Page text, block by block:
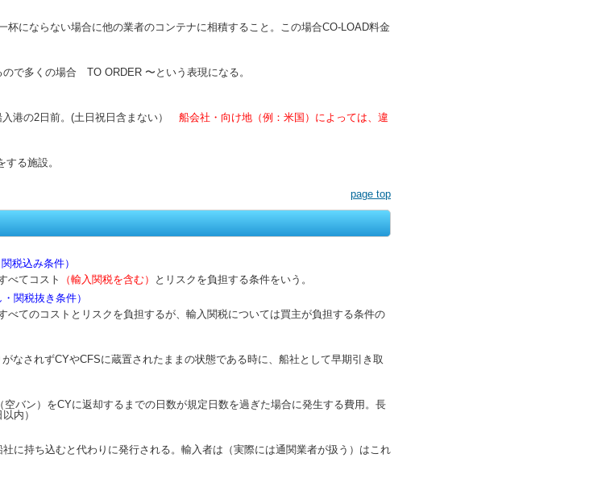
にならない場合に他の業者のコンテナに相積すること。この場合CO-LOAD料金
で多くの場合 TO ORDER 〜という表現になる。
港の2日前。(土日祝日含まない） 船会社・向け地（例：米国）によっては、違
る施設。
page top
税込み条件）
べてコスト
（輸入関税を含む） とリスクを負担する条件をいう。
関税抜き条件）
てのコストとリスクを負担するが、輸入関税については買主が負担する条件の
なされずCYやCFSに蔵置されたままの状態である時に、船社として早期引き取
バン）をCYに返却するまでの日数が規定日数を過ぎた場合に発生する費用。長
内）
に持ち込むと代わりに発行される。輸入者は（実際には通関業者が扱う）はこれ